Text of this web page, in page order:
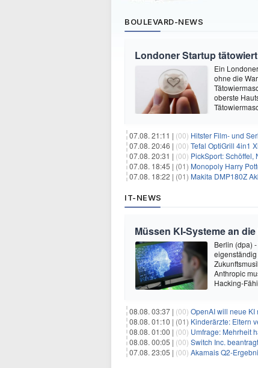
BOULEVARD-NEWS
Londoner Startup
Ein
ohne die
oberste
07.08. 21:11 | (00) Hitster Film- und
07.08. 20:46 | (00) Tefal OptiGrill 4in1
07.08. 20:31 | (00) PickSport: Schöffel,
07.08. 18:45 | (01) Monopoly Harry
07.08. 18:22 | (01) Makita DMP180Z
IT-NEWS
Müssen KI-Systeme an
Berlin (dpa)
Anthropic
Hacking-
08.08. 03:37 | (00) OpenAI will neue KI
08.08. 01:10 | (01) Kinderärzte: Eltern
08.08. 01:00 | (00) Umfrage: Mehrheit
08.08. 00:05 | (00) Switch Inc.
07.08. 23:05 | (00) Akamais Q2-